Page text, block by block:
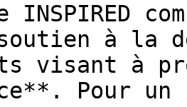
INSPIRED
à la
visant à
Pour